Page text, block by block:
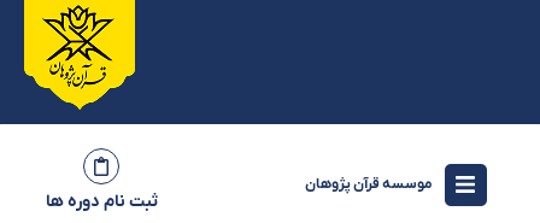
موسسه قرآن پژوهان
ثبت نام دوره ها